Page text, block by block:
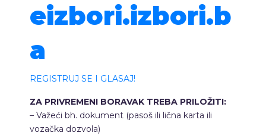
eizbori.izbori.b
a
REGISTRUJ SE I GLASAJ!
ZA PRIVREMENI BORAVAK TREBA PRILOŽITI:
– Važeći bh. dokument (pasoš ili lična karta ili
vozačka dozvola)